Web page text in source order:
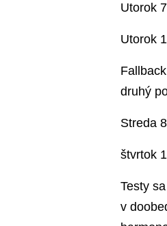
Utorok
Utorok
druhý
Streda
štvrtok
Testy
v